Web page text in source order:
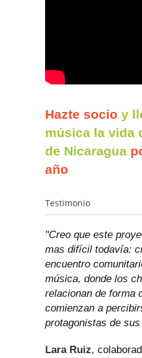
Hazte socio y
música la vida
de Nicaragua
año
Testimonio
"Creo que este
mas difícil todavía:
encuentro
música, donde los
relacionan de forma
comienzan a
protagonistas de
Lara Ruiz,